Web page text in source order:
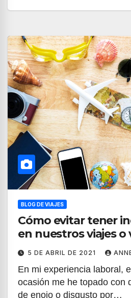
BLOG DE VIAJES
Cómo evitar tener
en nuestros viajes o
5 DE ABRIL DE 2021
En mi experiencia laboral,
ocasión me he topado con
de enojo o disgusto por…